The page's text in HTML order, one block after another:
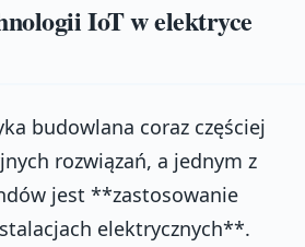
IoT w elektryce
budowlana coraz częściej
rozwiązań, a jednym z
jest **zastosowanie
elektrycznych**.